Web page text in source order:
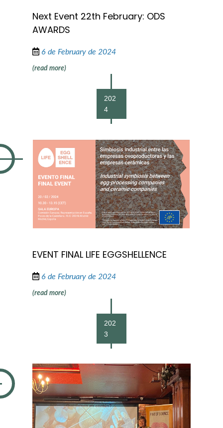
Next Event 22th February: ODS
AWARDS
6 de February de 2024
(read more)
202
4
EVENT FINAL LIFE EGGSHELLENCE
6 de February de 2024
(read more)
202
3